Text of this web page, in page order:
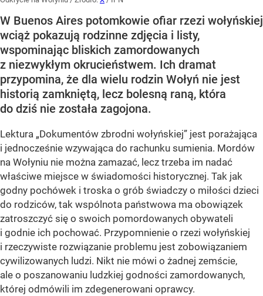
W Buenos Aires potomkowie ofiar rzezi wołyńskiej
wciąż pokazują rodzinne zdjęcia i listy,
wspominając bliskich zamordowanych
z niezwykłym okrucieństwem. Ich dramat
przypomina, że dla wielu rodzin Wołyń nie jest
historią zamkniętą, lecz bolesną raną, która
do dziś nie została zagojona.
Lektura „Dokumentów zbrodni wołyńskiej” jest porażająca
i jednocześnie wzywająca do rachunku sumienia. Mordów
na Wołyniu nie można zamazać, lecz trzeba im nadać
właściwe miejsce w świadomości historycznej. Tak jak
godny pochówek i troska o grób świadczy o miłości dzieci
do rodziców, tak wspólnota państwowa ma obowiązek
zatroszczyć się o swoich pomordowanych obywateli
i godnie ich pochować. Przypomnienie o rzezi wołyńskiej
i rzeczywiste rozwiązanie problemu jest zobowiązaniem
cywilizowanych ludzi. Nikt nie mówi o żadnej zemście,
ale o poszanowaniu ludzkiej godności zamordowanych,
której odmówili im zdegenerowani oprawcy.